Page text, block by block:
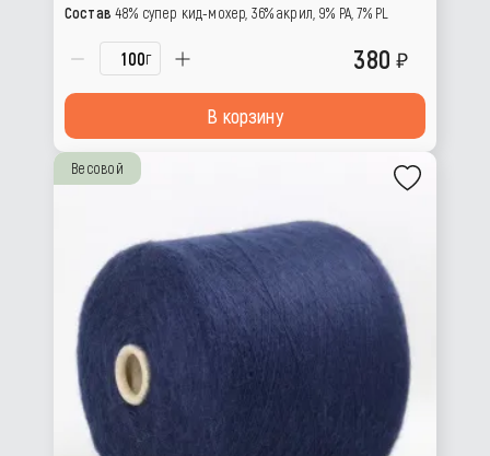
Состав 48% супер кид-мохер, 36% акрил, 9% РА, 7% PL
г 380
В корзину
Весовой